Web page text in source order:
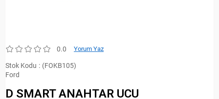
0.0 Yorum Yaz
Stok Kodu
(FOKB105)
Ford
D SMART ANAHTAR UCU